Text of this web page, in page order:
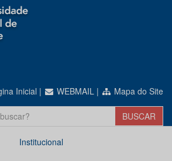
Inicial | WEBMAIL | Mapa do Site
Institucional